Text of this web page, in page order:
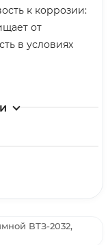
к коррозии:
от
в условиях
ВТЗ-2032,